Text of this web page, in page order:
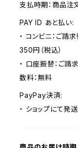
支払時期：商品注
PAY ID あと払い:
・ コンビニ：ご請
350円（税込）
・ 口座振替：ご請
数料：無料
PayPay決済:
・ ショップにて発